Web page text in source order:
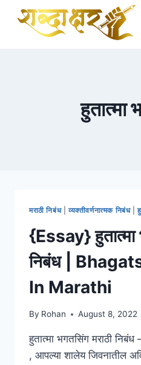
हुतात्मा
मराठी निबंध| व्यक्तीवर्णनात्मक निबंध|
{Essay} हुतात्मा
निबंध |
In Marathi
By Rohan August 8, 2022
हुतात्मा भगतसिंग मराठी निबंध –
, आपल्या शालेय जिवनातील